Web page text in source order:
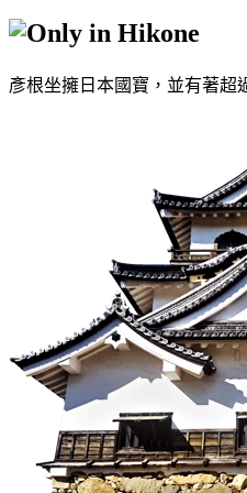
彥根坐擁日本國寶，並有著超